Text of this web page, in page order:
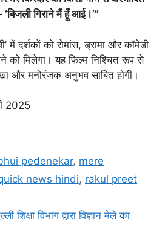
‘बिजली गिराने मैं हूँ आई।’”
में दर्शकों को रोमांस, ड्रामा और कॉमेडी
को मिलेगा। यह फिल्म निश्चित रूप से
और मनोरंजक अनुभव साबित होगी।
2025
pedenekar, mere
news hindi, rakul preet
शिक्षा विभाग द्वारा विज्ञान मेले का